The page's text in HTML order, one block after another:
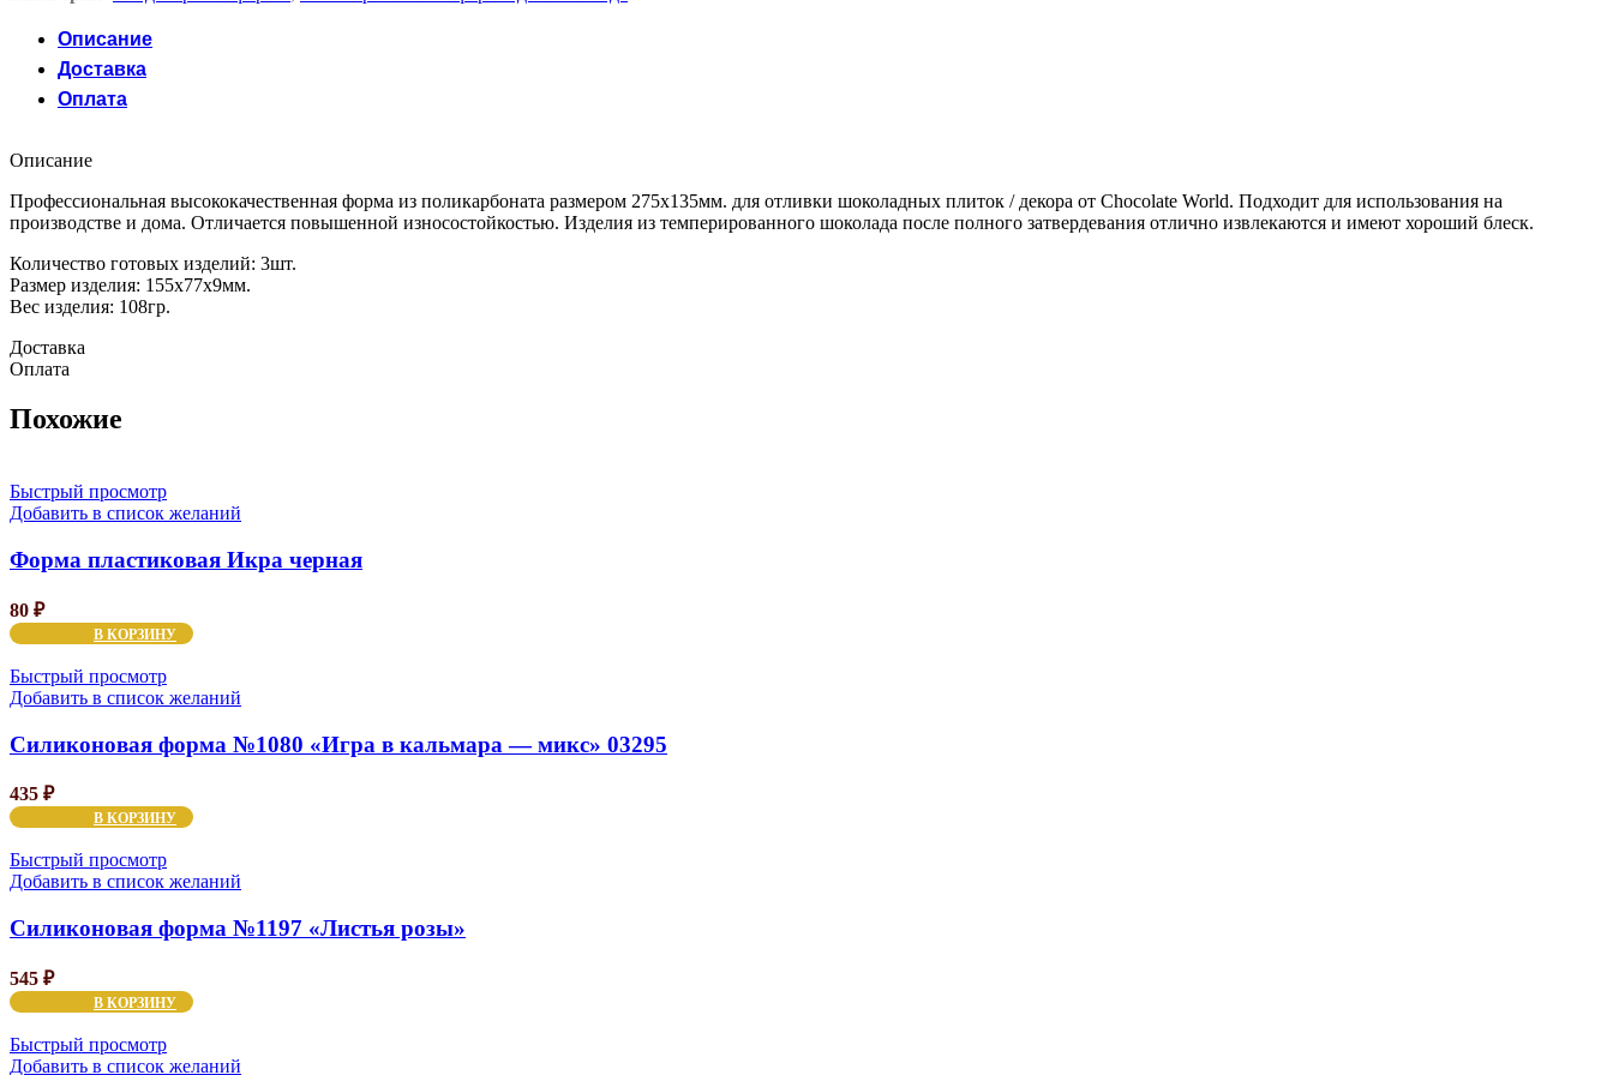
Описание
Доставка
Оплата
Описание
Профессиональная высококачественная форма из поликарбоната размером 275х135мм. для отливки шоколадных плиток / декора от Chocolate World. Подходит для использования на
производстве и дома. Отличается повышенной износостойкостью. Изделия из темперированного шоколада после полного затвердевания отлично извлекаются и имеют хороший блеск.
Количество готовых изделий: 3шт.
Размер изделия: 155х77х9мм.
Вес изделия: 108гр.
Доставка
Оплата
Похожие
Быстрый просмотр
Добавить в список желаний
Форма пластиковая Икра черная
80 ₽
В КОРЗИНУ
Быстрый просмотр
Добавить в список желаний
Силиконовая форма №1080 «Игра в кальмара — микс» 03295
435 ₽
В КОРЗИНУ
Быстрый просмотр
Добавить в список желаний
Силиконовая форма №1197 «Листья розы»
545 ₽
В КОРЗИНУ
Быстрый просмотр
Добавить в список желаний